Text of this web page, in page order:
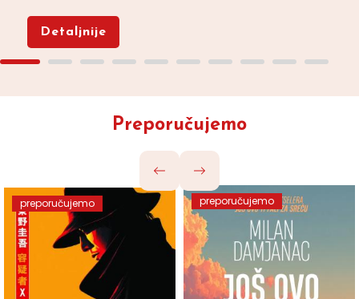
Detaljnije
Preporučujemo
preporučujemo preporučujemo